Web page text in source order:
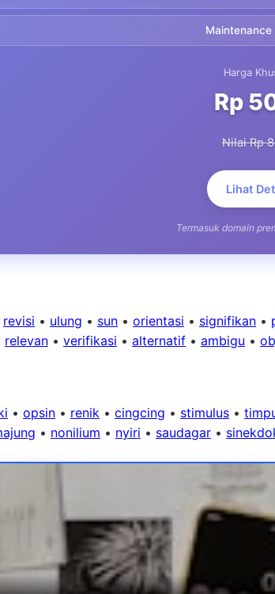
Maintenance
Harga
Rp
Nilai Rp
Lihat
Termasuk domain
revisi • ulung • sun • orientasi • signifikan •
relevan • verifikasi • alternatif • ambigu •
• opsin • renik • cingcing • stimulus •
• nonilium • nyiri • saudagar •